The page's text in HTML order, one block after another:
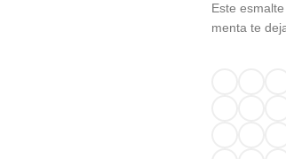
Este
menta te